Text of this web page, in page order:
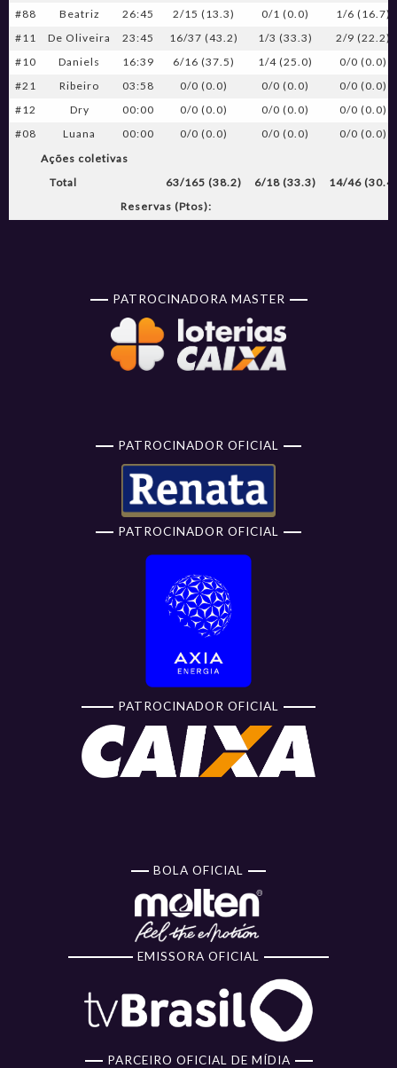
#88 Beatriz 26:45 2/15 (13.3) 0/1 (0.0)
1/6 (16.7)
#11
De Oliveira 23:45 16/37 (43.2) 1/3 (33.3)
2/9 (22.2)
#10
Daniels 16:39 6/16 (37.5) 1/4 (25.0)
0/0 (0.0)
#21
Ribeiro 03:58 0/0 (0.0) 0/0 (0.0)
0/0 (0.0)
#12
Dry 00:00 0/0 (0.0) 0/0 (0.0)
0/0 (0.0)
#08
Luana 00:00 0/0 (0.0) 0/0 (0.0)
0/0 (0.0)
Ações coletivas
Total
63/165 (38.2) 6/18 (33.3)
14/46
Reservas (Ptos):
PATROCINADORA MASTER
PATROCINADOR OFICIAL
PATROCINADOR OFICIAL
PATROCINADOR OFICIAL
BOLA OFICIAL
EMISSORA OFICIAL
PARCEIRO OFICIAL DE MÍDIA